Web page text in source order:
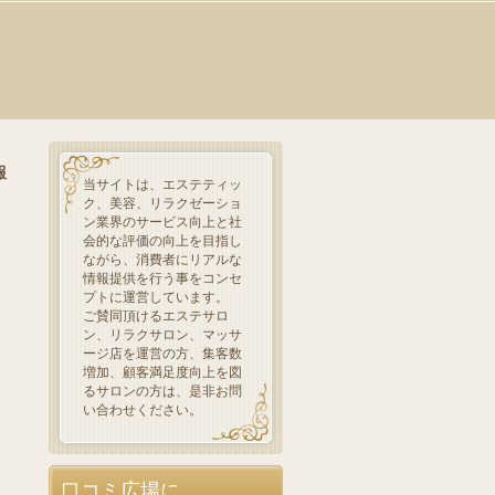
当サイトは、エステティッ
ク、美容、リラクゼーショ
ン業界のサービス向上と社
会的な評価の向上を目指し
ながら、消費者にリアルな
情報提供を行う事をコンセ
プトに運営しています。
ご賛同頂けるエステサロ
ン、リラクサロン、マッサ
ージ店を運営の方、集客数
増加、顧客満足度向上を図
るサロンの方は、是非お問
い合わせください。
口コミ広場に